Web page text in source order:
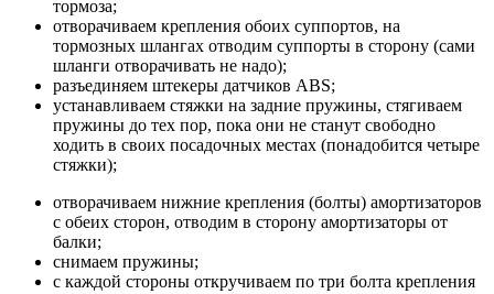
тормоза;
отворачиваем крепления обоих суппортов, на
тормозных шлангах отводим суппорты в сторону (сами
шланги отворачивать не надо);
разъединяем штекеры датчиков ABS;
устанавливаем стяжки на задние пружины, стягиваем
пружины до тех пор, пока они не станут свободно
ходить в своих посадочных местах (понадобится четыре
стяжки);
отворачиваем нижние крепления (болты) амортизаторов
с обеих сторон, отводим в сторону амортизаторы от
балки;
снимаем пружины;
с каждой стороны откручиваем по три болта крепления